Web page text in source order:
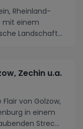
Rheinland-
mit einem
Landschaft
Zechin u.a.
von Golzow,
in einem
Strec...